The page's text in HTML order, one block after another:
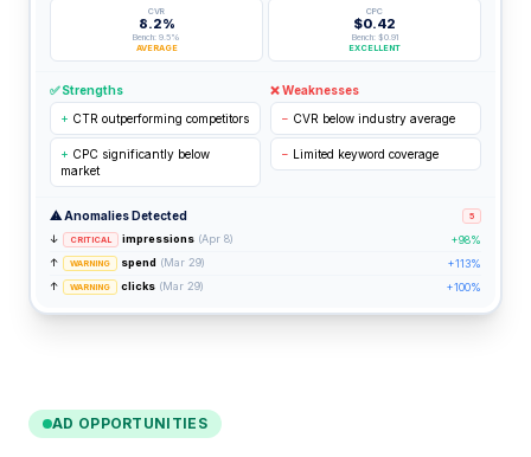
CVR
8.2%
Bench: 9.5%
AVERAGE
CPC
$0.42
Bench: $0.91
EXCELLENT
✅ Strengths
+ CTR outperforming competitors
+ CPC significantly below
market
❌ Weaknesses
− CVR below industry average
− Limited keyword coverage
⚠ Anomalies Detected 5
↓ CRITICAL impressions (Apr 8)
+98%
↑
WARNING spend (Mar 29)
+113%
↑
WARNING clicks (Mar 29) +100%
AD OPPORTUNITIES